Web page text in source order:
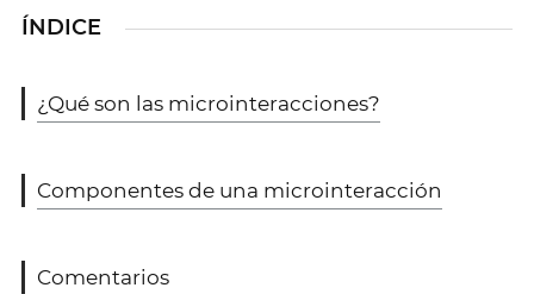
ÍNDICE
¿Qué son las microinteracciones?
Componentes de una microinteracción
Comentarios